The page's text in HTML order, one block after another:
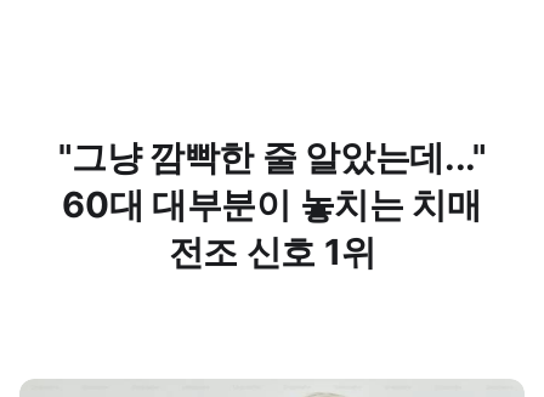
"그냥 깜빡한 줄 알았는데..."
60대 대부분이 놓치는 치매
전조 신호 1위